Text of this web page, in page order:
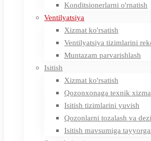
Konditsionerlarni o'rnatish
Ventilyatsiya
Xizmat ko'rsatish
Ventilyatsiya tizimlarini
Muntazam parvarishlash
Isitish
Xizmat ko'rsatish
Qozonxonaga texnik
Isitish tizimlarini yuvish
Qozonlarni tozalash va
Isitish mavsumiga